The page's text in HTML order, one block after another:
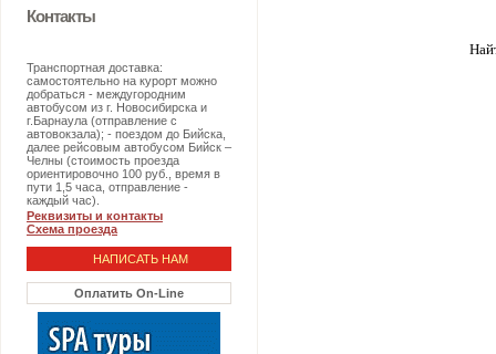
Контакты
Транспортная доставка:
самостоятельно на курорт можно
добраться - междугородним
автобусом из г. Новосибирска и
г.Барнаула (отправление с
автовокзала); - поездом до Бийска,
далее рейсовым автобусом Бийск –
Челны (стоимость проезда
ориентировочно 100 руб., время в
пути 1,5 часа, отправление -
каждый час).
Реквизиты и контакты
Схема проезда
НАПИСАТЬ НАМ
Оплатить On-Line